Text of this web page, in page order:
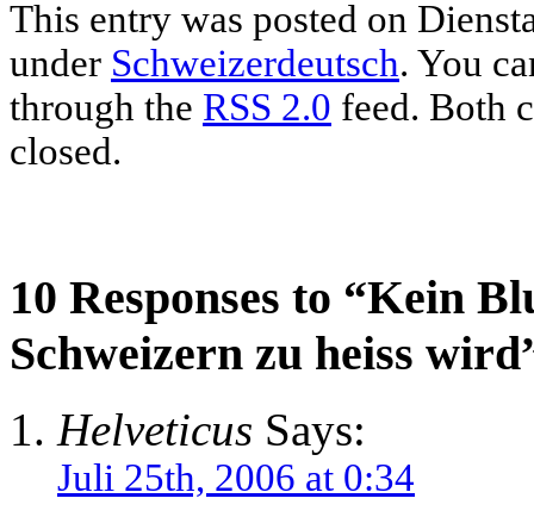
This entry was posted on
under Schweizerdeutsch. You
through the RSS 2.0 feed. Both
closed.
10 Responses to “Kein
Schweizern zu heiss
Helveticus Says:
Juli 25th, 2006 at 0:34